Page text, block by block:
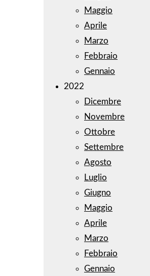
Maggio
Aprile
Marzo
Febbraio
Gennaio
2022
Dicembre
Novembre
Ottobre
Settembre
Agosto
Luglio
Giugno
Maggio
Aprile
Marzo
Febbraio
Gennaio